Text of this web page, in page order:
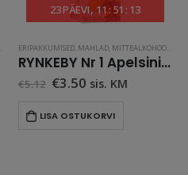
,TOIT JA JOOK
23PÄEVI 11: 51 : 13
ERIPAKKUMISED, MAHLAD, MITTEALKOHOOLSED JOOGID
RYNKEBY Nr 1 Apelsinimahl värskeltpressitud 1L
€5.12 Algne
€5.12.
€3.50Praegune
€3.50.
sis. KM
LISA OSTUKORVI